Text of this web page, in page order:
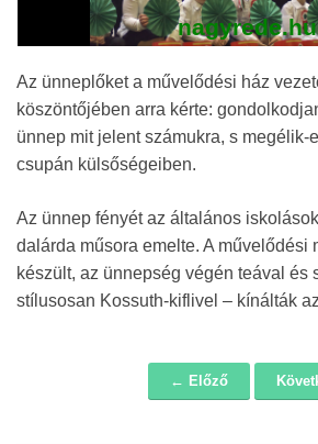
nagyrede.hu
Az ünneplőket a művelődési ház
köszöntőjében arra kérte:
ünnep mit jelent számukra, s megélik-
csupán külsőségeiben.
Az ünnep fényét az általános
dalárda műsora emelte. A művelődési
készült, az ünnepség végén teával és
stílusosan Kossuth-kiflivel – kínálták
← Előző